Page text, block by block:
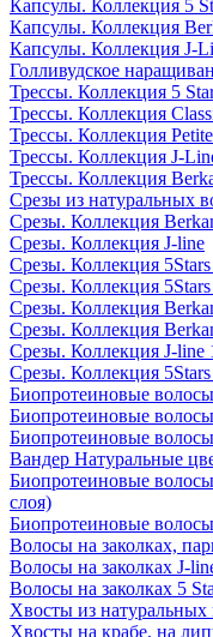
Капсулы. Коллекция 5
Капсулы. Коллекция
Капсулы. Коллекция J-
Голливудское
Трессы. Коллекция 5
Трессы. Коллекция
Трессы. Коллекция
Трессы. Коллекция J-
Трессы. Коллекция
Срезы из натуральных
Срезы. Коллекция
Срезы. Коллекция J-line
Срезы. Коллекция
Срезы. Коллекция
Срезы. Коллекция
Срезы. Коллекция
Срезы. Коллекция J-line
Срезы. Коллекция
Биопротеиновые
Биопротеиновые
Биопротеиновые
Вандер Натуральные
Биопротеиновые
слоя)
Биопротеиновые
Волосы на заколках,
Волосы на заколках J-
Волосы на заколках 5
Хвосты из натуральных
Хвосты на крабе, на